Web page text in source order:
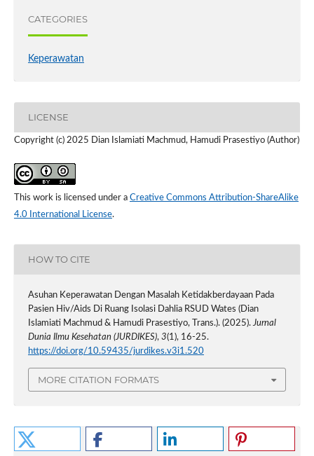
CATEGORIES
Keperawatan
LICENSE
Copyright (c) 2025 Dian Islamiati Machmud, Hamudi Prasestiyo (Author)
This work is licensed under a Creative Commons Attribution-ShareAlike
4.0 International License.
HOW TO CITE
Asuhan Keperawatan Dengan Masalah Ketidakberdayaan Pada
Pasien Hiv/Aids Di Ruang Isolasi Dahlia RSUD Wates (Dian
Islamiati Machmud & Hamudi Prasestiyo, Trans.). (2025).Jurnal
Dunia Ilmu Kesehatan (JURDIKES), 3(1), 16-25.
https://doi.org/10.59435/jurdikes.v3i1.520
MORE CITATION FORMATS